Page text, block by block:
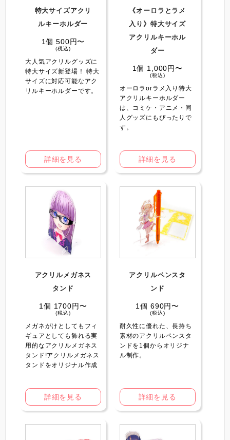
特大サイズアクリ
ルキーホルダー
1個 500円〜
(税込)
大人気アクリルグッズに
特大サイズ新登場！ 特大
サイズに対応可能なアク
リルキーホルダーです。
詳細を見る
《オーロラとラメ
入り》特大サイズ
アクリルキーホル
ダー
1個 1,000円〜
(税込)
オーロラorラメ入り特大
アクリルキーホルダー
は、コミケ・アニメ・同
人グッズにもぴったりで
す。
詳細を見る
アクリルメガネス
タンド
1個 1700円〜
(税込)
メガネがけとしてもフィ
ギュアとしても飾れる実
用的なアクリルメガネス
タンド!アクリルメガネス
タンドをオリジナル作成
詳細を見る
アクリルペンスタ
ンド
1個 690円〜
(税込)
耐久性に優れた、長持ち
素材のアクリルペンスタ
ンドを1個からオリジナ
ル制作。
詳細を見る